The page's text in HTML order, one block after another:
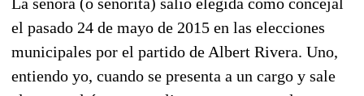
el pasado 24 de mayo de 2015 en las elecciones
municipales por el partido de Albert Rivera. Uno,
entiendo yo, cuando se presenta a un cargo y sale